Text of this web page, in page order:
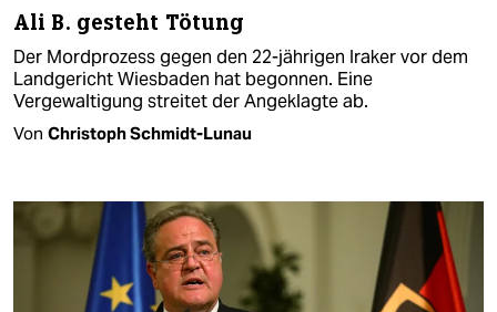
Ali B. gesteht Tötung
Der Mordprozess gegen den 22-jährigen Iraker vor dem
Landgericht Wiesbaden hat begonnen. Eine
Vergewaltigung streitet der Angeklagte ab.
Von Christoph Schmidt-Lunau